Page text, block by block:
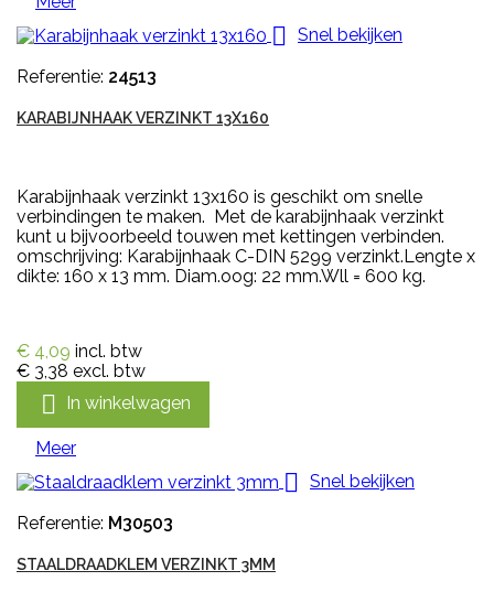
 Snel bekijken
Referentie: 24513
KARABIJNHAAK VERZINKT 13X160
Karabijnhaak verzinkt 13x160 is geschikt om snelle
verbindingen te maken. Met de karabijnhaak verzinkt
kunt u bijvoorbeeld touwen met kettingen verbinden.
omschrijving: Karabijnhaak C-DIN 5299 verzinkt.Lengte x
dikte: 160 x 13 mm. Diam.oog: 22 mm.Wll = 600 kg.
€ 4,09 incl. btw
€ 3,38 excl. btw
 In winkelwagen
Meer
 Snel bekijken
Referentie: M30503
STAALDRAADKLEM VERZINKT 3MM